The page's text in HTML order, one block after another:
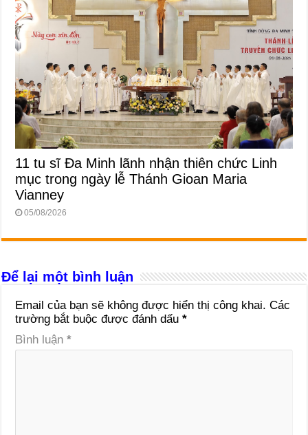
11 tu sĩ Đa Minh lãnh nhận thiên chức Linh
mục trong ngày lễ Thánh Gioan Maria
Vianney
05/08/2026
Để lại một bình luận
Email của bạn sẽ không được hiển thị công khai. Các
trường bắt buộc được đánh dấu*
Bình luận*